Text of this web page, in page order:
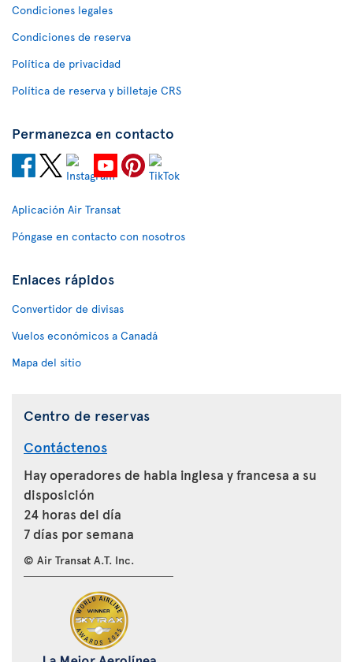
Condiciones legales
Condiciones de reserva
Política de privacidad
Política de reserva y billetaje CRS
Permanezca en contacto
Aplicación Air Transat
Póngase en contacto con nosotros
Enlaces rápidos
Convertidor de divisas
Vuelos económicos a Canadá
Mapa del sitio
Centro de reservas
Contáctenos
Hay operadores de habla inglesa y francesa a su
disposición
24 horas del día
7 días por semana
© Air Transat A.T. Inc.